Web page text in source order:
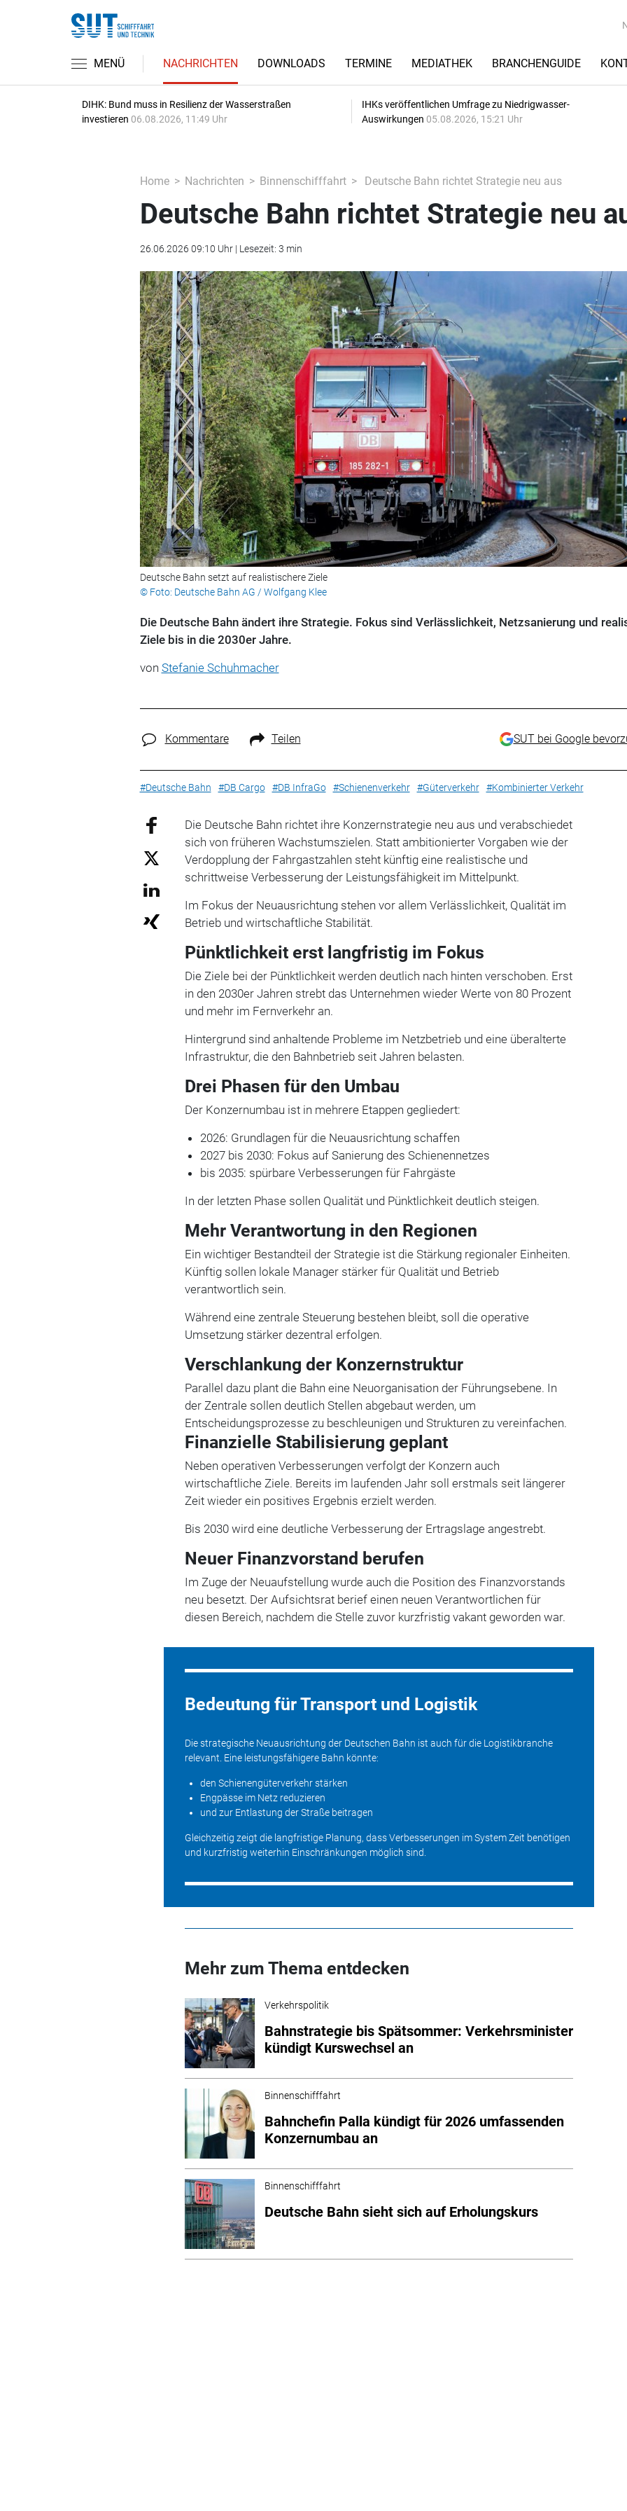
MENÜ NACHRICHTEN DOWNLOADS TERMINE MEDIATHEK BRANCHENGUIDE
DIHK: Bund muss in Resilienz der Wasserstraßen
investieren 06.08.2026, 11:49 Uhr
IHKs veröffentlichen Umfrage zu Niedrigwasser-
Auswirkungen 05.08.2026, 15:21 Uhr
Home Nachrichten Binnenschifffahrt Deutsche Bahn richtet Strategie neu aus
Deutsche Bahn richtet Strategie neu
26.06.2026 09:10 Uhr | Lesezeit: 3 min
Deutsche Bahn setzt auf realistischere Ziele
© Foto: Deutsche Bahn AG / Wolfgang Klee
Die Deutsche Bahn ändert ihre Strategie. Fokus sind Verlässlichkeit, Netzsanierung und
Ziele bis in die 2030er Jahre.
von Stefanie Schuhmacher
Kommentare Teilen SUT bei Google
#Deutsche Bahn #DB Cargo #DB InfraGo #Schienenverkehr #Güterverkehr #Kombinierter Verkehr
Die Deutsche Bahn richtet ihre Konzernstrategie neu aus und verabschiedet
sich von früheren Wachstumszielen. Statt ambitionierter Vorgaben wie der
Verdopplung der Fahrgastzahlen steht künftig eine realistische und
schrittweise Verbesserung der Leistungsfähigkeit im Mittelpunkt.
Im Fokus der Neuausrichtung stehen vor allem Verlässlichkeit, Qualität im
Betrieb und wirtschaftliche Stabilität.
Pünktlichkeit erst langfristig im Fokus
Die Ziele bei der Pünktlichkeit werden deutlich nach hinten verschoben. Erst
in den 2030er Jahren strebt das Unternehmen wieder Werte von 80 Prozent
und mehr im Fernverkehr an.
Hintergrund sind anhaltende Probleme im Netzbetrieb und eine überalterte
Infrastruktur, die den Bahnbetrieb seit Jahren belasten.
Drei Phasen für den Umbau
Der Konzernumbau ist in mehrere Etappen gegliedert:
2026: Grundlagen für die Neuausrichtung schaffen
2027 bis 2030: Fokus auf Sanierung des Schienennetzes
bis 2035: spürbare Verbesserungen für Fahrgäste
In der letzten Phase sollen Qualität und Pünktlichkeit deutlich steigen.
Mehr Verantwortung in den Regionen
Ein wichtiger Bestandteil der Strategie ist die Stärkung regionaler Einheiten.
Künftig sollen lokale Manager stärker für Qualität und Betrieb
verantwortlich sein.
Während eine zentrale Steuerung bestehen bleibt, soll die operative
Umsetzung stärker dezentral erfolgen.
Verschlankung der Konzernstruktur
Parallel dazu plant die Bahn eine Neuorganisation der Führungsebene. In
der Zentrale sollen deutlich Stellen abgebaut werden, um
Entscheidungsprozesse zu beschleunigen und Strukturen zu vereinfachen.
Finanzielle Stabilisierung geplant
Neben operativen Verbesserungen verfolgt der Konzern auch
wirtschaftliche Ziele. Bereits im laufenden Jahr soll erstmals seit längerer
Zeit wieder ein positives Ergebnis erzielt werden.
Bis 2030 wird eine deutliche Verbesserung der Ertragslage angestrebt.
Neuer Finanzvorstand berufen
Im Zuge der Neuaufstellung wurde auch die Position des Finanzvorstands
neu besetzt. Der Aufsichtsrat berief einen neuen Verantwortlichen für
diesen Bereich, nachdem die Stelle zuvor kurzfristig vakant geworden war.
Bedeutung für Transport und Logistik
Die strategische Neuausrichtung der Deutschen Bahn ist auch für die Logistikbranche
relevant. Eine leistungsfähigere Bahn könnte:
den Schienengüterverkehr stärken
Engpässe im Netz reduzieren
und zur Entlastung der Straße beitragen
Gleichzeitig zeigt die langfristige Planung, dass Verbesserungen im System Zeit benötigen
und kurzfristig weiterhin Einschränkungen möglich sind.
Mehr zum Thema entdecken
Verkehrspolitik
Bahnstrategie bis Spätsommer: Verkehrsminister
kündigt Kurswechsel an
Binnenschifffahrt
Bahnchefin Palla kündigt für 2026 umfassenden
Konzernumbau an
Binnenschifffahrt
Deutsche Bahn sieht sich auf Erholungskurs